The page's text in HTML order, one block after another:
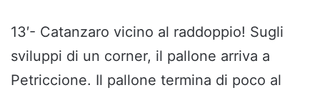
13′- Catanzaro vicino al raddoppio! Sugli
sviluppi di un corner, il pallone arriva a
Petriccione. Il pallone termina di poco al